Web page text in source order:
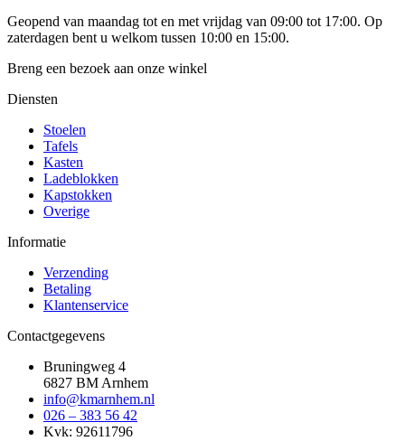
Geopend van maandag tot en met vrijdag van 09:00 tot 17:00. Op
zaterdagen bent u welkom tussen 10:00 en 15:00.
Breng een bezoek aan onze winkel
Diensten
Stoelen
Tafels
Kasten
Ladeblokken
Kapstokken
Overige
Informatie
Verzending
Betaling
Klantenservice
Contactgegevens
Bruningweg 4
6827 BM Arnhem
info@kmarnhem.nl
026 – 383 56 42
Kvk: 92611796